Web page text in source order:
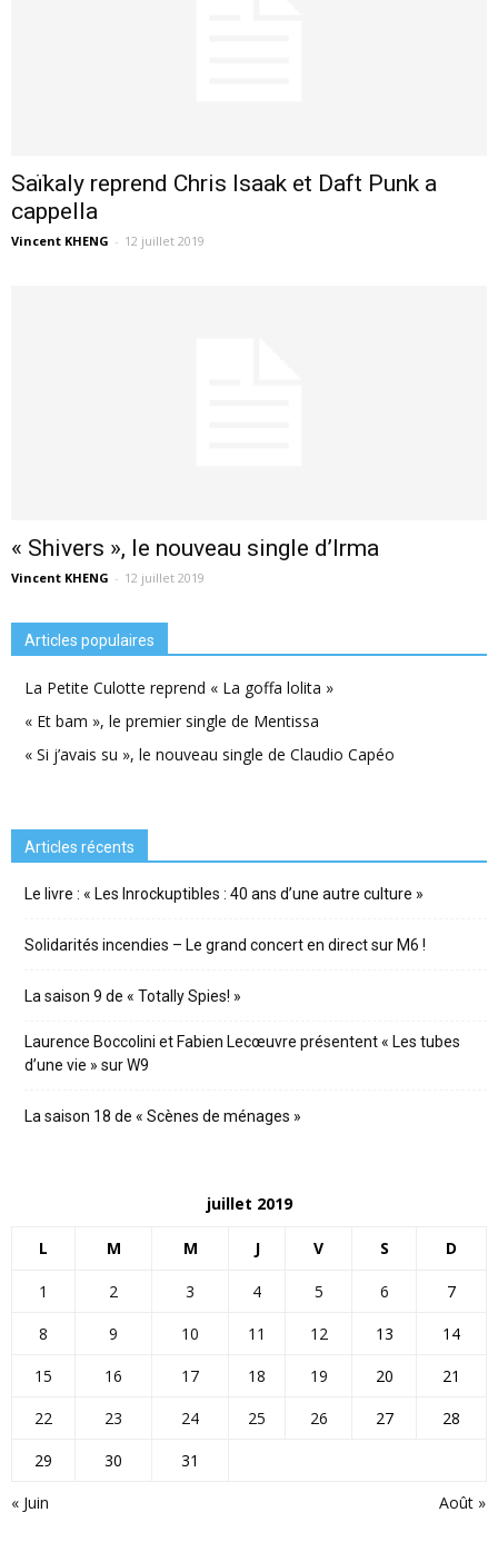
Saïkaly reprend Chris Isaak et Daft Punk a
cappella
Vincent KHENG - 12 juillet 2019
« Shivers », le nouveau single d’Irma
Vincent KHENG - 12 juillet 2019
Articles populaires
La Petite Culotte reprend « La goffa lolita »
« Et bam », le premier single de Mentissa
« Si j’avais su », le nouveau single de Claudio Capéo
Articles récents
Le livre : « Les Inrockuptibles : 40 ans d’une autre culture »
Solidarités incendies – Le grand concert en direct sur M6 !
La saison 9 de « Totally Spies! »
Laurence Boccolini et Fabien Lecœuvre présentent « Les tubes
d’une vie » sur W9
La saison 18 de « Scènes de ménages »
juillet 2019
L M M J V S D
« Juin Août »
1 2 3 4 5 6
7
8
9 10 11 12 13
14
15
16 17 18 19 20
21
22
23 24 25 26 27
28
29
30 31